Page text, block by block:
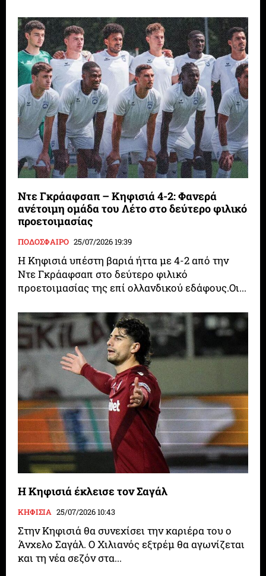
Ντε Γκράαφσαπ – Κηφισιά 4-2: Φανερά
ανέτοιμη ομάδα του Λέτο στο δεύτερο φιλικό
προετοιμασίας
ΠΟΔΟΣΦΑΙΡΟ 25/07/2026 19:39
Η Κηφισιά υπέστη βαριά ήττα με 4-2 από την
Ντε Γκράαφσαπ στο δεύτερο φιλικό
προετοιμασίας της επί ολλανδικού εδάφους.Οι...
Η Κηφισιά έκλεισε τον Σαγάλ
ΚΗΦΙΣΙΑ 25/07/2026 10:43
Στην Κηφισιά θα συνεχίσει την καριέρα του ο
Άνχελο Σαγάλ. Ο Χιλιανός εξτρέμ θα αγωνίζεται
και τη νέα σεζόν στα...